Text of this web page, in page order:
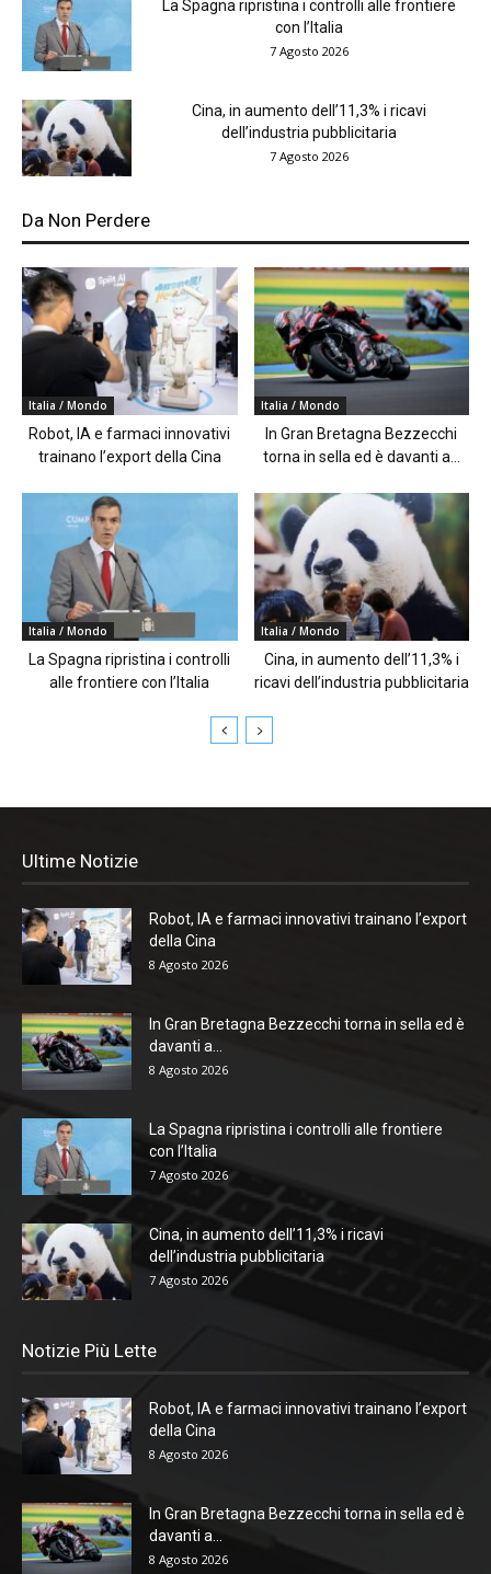
La Spagna ripristina i controlli alle frontiere
con l’Italia
7 Agosto 2026
Cina, in aumento dell’11,3% i ricavi
dell’industria pubblicitaria
7 Agosto 2026
Da Non Perdere
Italia / Mondo
Robot, IA e farmaci innovativi
trainano l’export della Cina
Italia / Mondo
In Gran Bretagna Bezzecchi
torna in sella ed è davanti a...
Italia / Mondo
La Spagna ripristina i controlli
alle frontiere con l’Italia
Italia / Mondo
Cina, in aumento dell’11,3% i
ricavi dell’industria pubblicitaria
Ultime Notizie
Robot, IA e farmaci innovativi trainano l’export
della Cina
8 Agosto 2026
In Gran Bretagna Bezzecchi torna in sella ed è
davanti a...
8 Agosto 2026
La Spagna ripristina i controlli alle frontiere
con l’Italia
7 Agosto 2026
Cina, in aumento dell’11,3% i ricavi
dell’industria pubblicitaria
7 Agosto 2026
Notizie Più Lette
Robot, IA e farmaci innovativi trainano l’export
della Cina
8 Agosto 2026
In Gran Bretagna Bezzecchi torna in sella ed è
davanti a...
8 Agosto 2026